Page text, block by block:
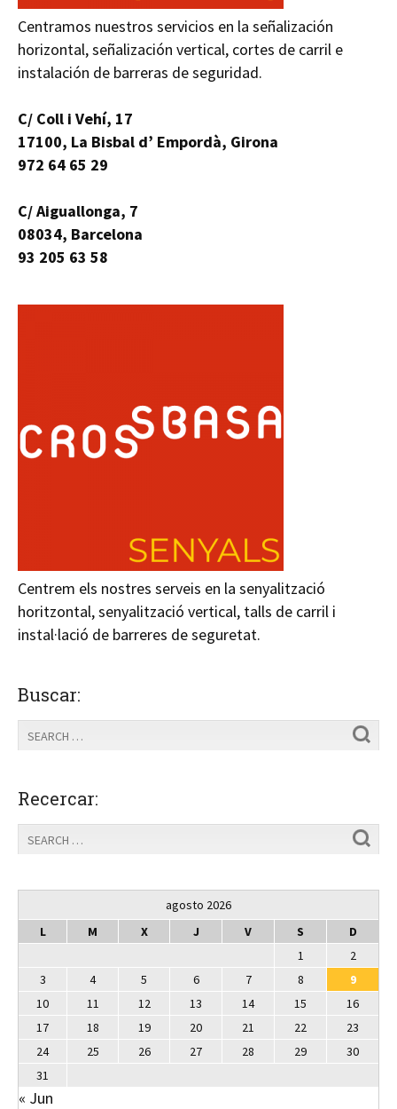
Centramos nuestros servicios en la señalización
horizontal, señalización vertical, cortes de carril e
instalación de barreras de seguridad.
C/ Coll i Vehí, 17
17100, La Bisbal d’ Empordà, Girona
972 64 65 29
C/ Aiguallonga, 7
08034, Barcelona
93 205 63 58
Centrem els nostres serveis en la senyalització
horitzontal, senyalització vertical, talls de carril i
instal·lació de barreres de seguretat.
Buscar:
Recercar:
agosto 2026
L
M X J V S
D
1
2
3
4 5 6 7 8
9
10
11 12 13 14 15
16
17
18 19 20 21 22
23
24
25 26 27 28 29
30
31
« Jun